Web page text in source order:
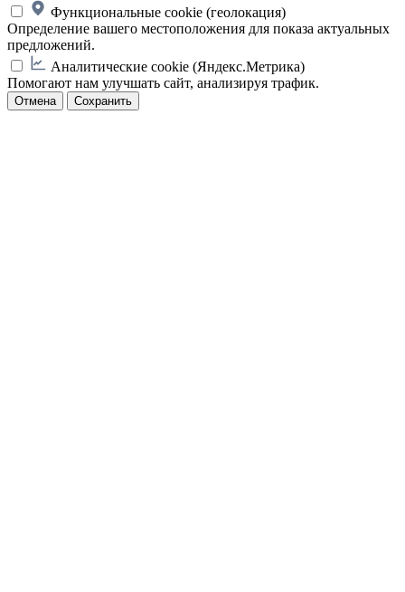
Функциональные cookie (геолокация)
Определение вашего местоположения для показа актуальных
предложений.
Аналитические cookie (Яндекс.Метрика)
Помогают нам улучшать сайт, анализируя трафик.
Отмена Сохранить